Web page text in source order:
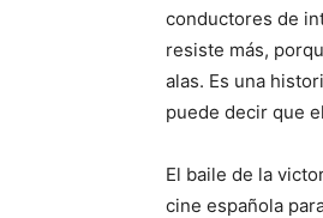
conductores de
resiste más,
alas. Es una
puede decir que
El baile de la
cine española